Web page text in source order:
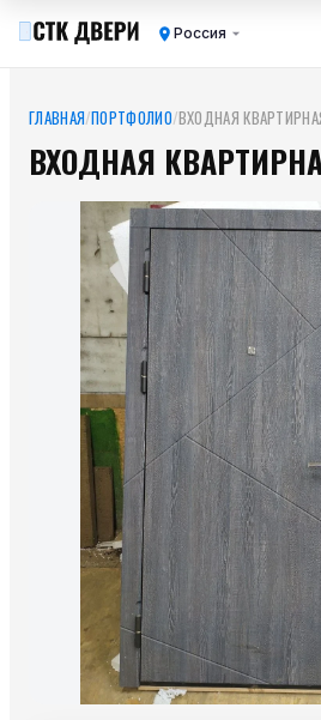
Россия
ГЛАВНАЯ/ПОРТФОЛИО/ВХОДНАЯ
ВХОДНАЯ